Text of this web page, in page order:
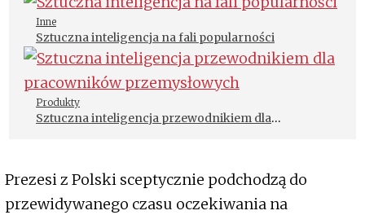
Inne
Sztuczna inteligencja na fali popularności
Produkty
Sztuczna inteligencja przewodnikiem dla
Prezesi z Polski sceptycznie podchodzą do
przewidywanego czasu oczekiwania na